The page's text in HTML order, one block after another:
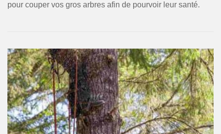
pour couper vos gros arbres afin de pourvoir leur santé.